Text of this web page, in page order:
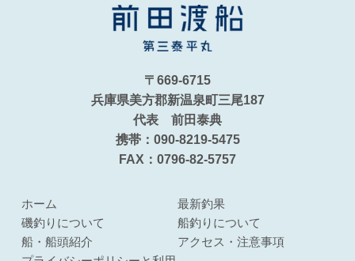
〒669-6715
兵庫県美方郡新温泉町三尾187
代表 前田泰典
携帯：090-8219-5475
FAX：0796-82-5757
ホーム
最新釣果
磯釣りについて
船釣りについて
船・船頭紹介
アクセス・注意事項